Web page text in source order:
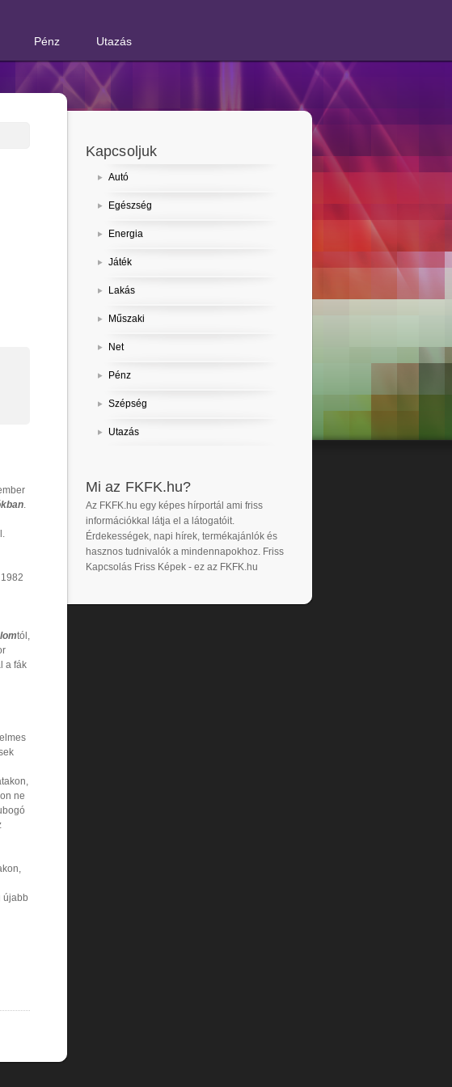
Pénz Utazás
.
tól,
a fák
ne
újabb
Kapcsoljuk
Autó
Egészség
Energia
Játék
Lakás
Műszaki
Net
Pénz
Szépség
Utazás
Mi az FKFK.hu?
Az FKFK.hu egy képes hírportál ami friss
információkkal látja el a látogatóit.
Érdekességek, napi hírek, termékajánlók és
hasznos tudnivalók a mindennapokhoz. Friss
Kapcsolás Friss Képek - ez az FKFK.hu